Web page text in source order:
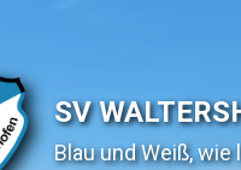
SV
Blau und Weiß, wie